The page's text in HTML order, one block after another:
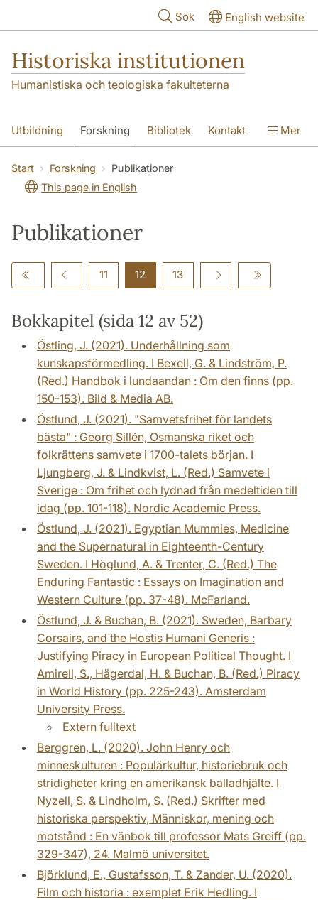
Sök English website
Historiska institutionen
Humanistiska och teologiska fakulteterna
Utbildning Forskning Bibliotek Kontakt
Om institutionen
Mer
Start Forskning
Publikationer
This page in English
Publikationer
11 12 13
Bokkapitel (sida 12 av 52)
Östling, J. (2021). Underhållning som
kunskapsförmedling. I Bexell, G. & Lindström, P.
(Red.) Handbok i lundaandan : Om den finns (pp.
150-153). Bild & Media AB.
Östlund, J. (2021). "Samvetsfrihet för landets
bästa" : Georg Sillén, Osmanska riket och
folkrättens samvete i 1700-talets början. I
Ljungberg, J. & Lindkvist, L. (Red.) Samvete i
Sverige : Om frihet och lydnad från medeltiden till
idag (pp. 101-118). Nordic Academic Press.
Östlund, J. (2021). Egyptian Mummies, Medicine
and the Supernatural in Eighteenth-Century
Sweden. I Höglund, A. & Trenter, C. (Red.) The
Enduring Fantastic : Essays on Imagination and
Western Culture (pp. 37-48). McFarland.
Östlund, J. & Buchan, B. (2021). Sweden, Barbary
Corsairs, and the Hostis Humani Generis :
Justifying Piracy in European Political Thought. I
Amirell, S., Hägerdal, H. & Buchan, B. (Red.) Piracy
in World History (pp. 225-243). Amsterdam
University Press.
Extern fulltext
Berggren, L. (2020). John Henry och
minneskulturen : Populärkultur, historiebruk och
stridigheter kring en amerikansk balladhjälte. I
Nyzell, S. & Lindholm, S. (Red.) Skrifter med
historiska perspektiv, Människor, mening och
motstånd : En vänbok till professor Mats Greiff (pp.
329-347), 24. Malmö universitet.
Björklund, E., Gustafsson, T. & Zander, U. (2020).
Film och historia : exemplet Erik Hedling. I